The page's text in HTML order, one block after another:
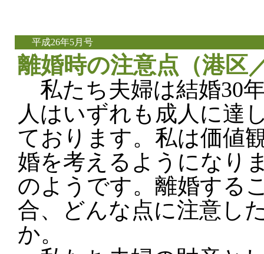
平成26年5月号
離婚時の注意点（港区
私たち夫婦は結婚30
人はいずれも成人に達
ております。私は価値
婚を考えるようになり
のようです。離婚する
合、どんな点に注意し
か。